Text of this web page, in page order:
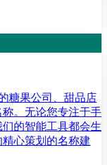
糖果公司、甜品店
。无论您专注于手
的智能工具都会生
心策划的名称建